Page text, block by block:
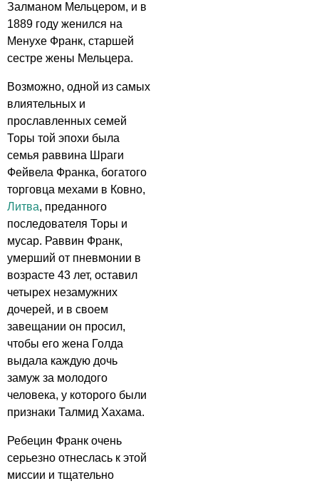
Залманом Мельцером, и в
1889 году женился на
Менухе Франк, старшей
сестре жены Мельцера.
Возможно, одной из самых
влиятельных и
прославленных семей
Торы той эпохи была
семья раввина Шраги
Фейвела Франка, богатого
торговца мехами в Ковно,
Литва, преданного
последователя Торы и
мусар. Раввин Франк,
умерший от пневмонии в
возрасте 43 лет, оставил
четырех незамужних
дочерей, и в своем
завещании он просил,
чтобы его жена Голда
выдала каждую дочь
замуж за молодого
человека, у которого были
признаки Талмид Хахама.
Ребецин Франк очень
серьезно отнеслась к этой
миссии и тщательно